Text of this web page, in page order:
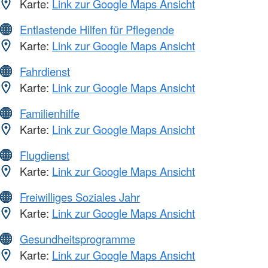
Karte: Link zur Google Maps Ansicht
Entlastende Hilfen für Pflegende
Karte: Link zur Google Maps Ansicht
Fahrdienst
Karte: Link zur Google Maps Ansicht
Familienhilfe
Karte: Link zur Google Maps Ansicht
Flugdienst
Karte: Link zur Google Maps Ansicht
Freiwilliges Soziales Jahr
Karte: Link zur Google Maps Ansicht
Gesundheitsprogramme
Karte: Link zur Google Maps Ansicht